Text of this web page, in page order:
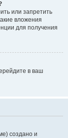
или запретить
вложения
для получения
в ваш
создано и